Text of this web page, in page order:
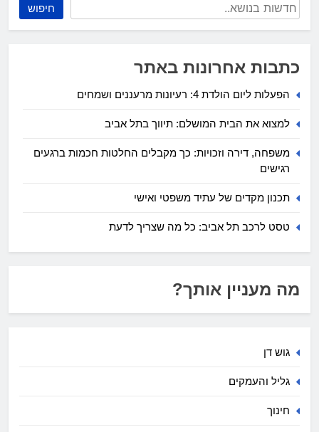
חיפוש
כתבות אחרונות באתר
הפעלות ליום הולדת 4: רעיונות מרעננים ושמחים
למצוא את הבית המושלם: תיווך בתל אביב
משפחה, דירה וזכויות: כך מקבלים החלטות חכמות ברגעים
רגישים
תכנון מקדים של עתיד משפטי ואישי
טסט לרכב תל אביב: כל מה שצריך לדעת
מה מעניין אותך?
גוש דן
גליל והעמקים
חינוך